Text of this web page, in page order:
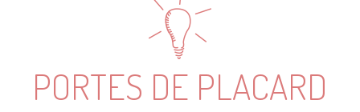
PORTES DE PLACARD